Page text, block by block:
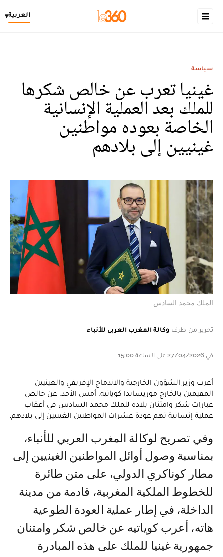
العربية▾
سياسة
غينيا تعرب عن خالص شكرها
للملك بعد العملية الإنسانية
الخاصة بعوده مواطنين
غينيين إلى بلادهم
الملك محمد السادس
تحرير من طرف وكالة المغرب العربي للأنباء
في 27/04/2026 على الساعة 15:00
أعرب وزير الشؤون الخارجية والاندماج الإفريقي والغينيين
المقيمين بالخارج موريساندا كوياتيه، أمس الأحد، عن خالص
عبارات شكر وامتنان بلاده للملك محمد السادس في أعقاب
عملية إنسانية تهم عودة عشرات المواطنين الغينيين إلى بلادهم.
وفي تصريح لوكالة المغرب العربي للأنباء،
بمناسبة وصول أوائل المواطنين الغينيين إلى
مطار كوناكري الدولي، على متن طائرة
للخطوط الملكية المغربية، قادمة من مدينة
الداخلة، في إطار عملية العودة الطوعية
هاته، أعرب كوياتيه عن خالص شكر وامتنان
جمهورية غينيا للملك على هذه المبادرة